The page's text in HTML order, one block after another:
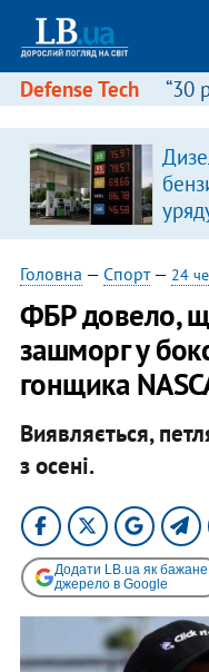
Defense Tech “30
Головна — Спорт— 24
ФБР довело,
зашморг у
гонщика
Виявляється,
з осені.
Додати LB.ua як бажане
джерело в Google